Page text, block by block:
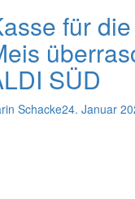
für
SÜD
Schacke24. Januar